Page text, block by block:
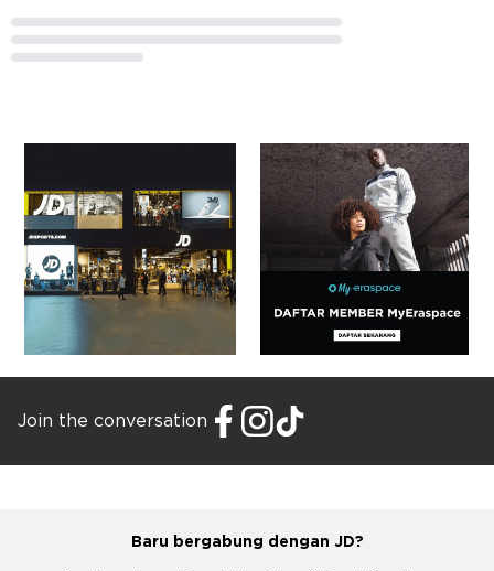
Join the conversation
Baru bergabung dengan JD?